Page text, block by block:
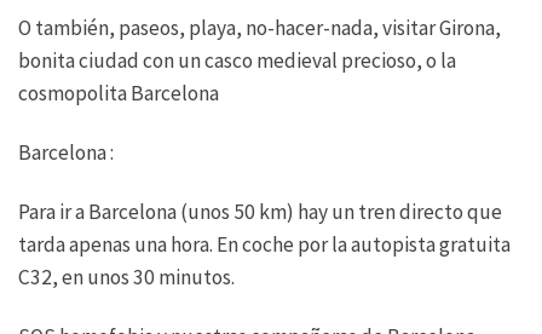
O también, paseos, playa, no-hacer-nada, visitar Girona,
bonita ciudad con un casco medieval precioso, o la
cosmopolita Barcelona
Barcelona :
Para ir a Barcelona (unos 50 km) hay un tren directo que
tarda apenas una hora. En coche por la autopista gratuita
C32, en unos 30 minutos.